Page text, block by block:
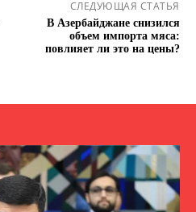
СЛЕДУЮЩАЯ СТАТЬЯ
В Азербайджане снизился
объем импорта мяса:
повлияет ли это на цены?